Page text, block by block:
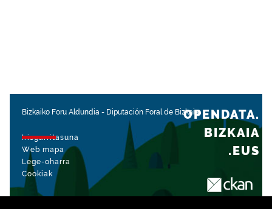
Bizkaiko Foru Aldundia - Diputación Foral de Bizkaia
Irisgarritasuna
Web mapa
Lege-oharra
Cookiak
OPENDATA.
BIZKAIA
.EUS